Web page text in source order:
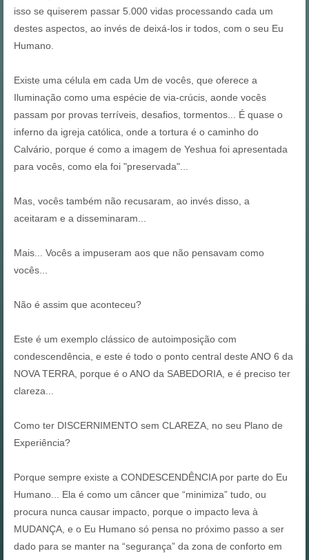
isso se quiserem passar 5.000 vidas processando cada um
destes aspectos, ao invés de deixá-los ir todos, com o seu Eu
Humano.
Existe uma célula em cada Um de vocês, que oferece a
Iluminação como uma espécie de via-crúcis, aonde vocês
passam por provas terríveis, desafios, tormentos... É quase o
inferno da igreja católica, onde a tortura é o caminho do
Calvário, porque é como a imagem de Yeshua foi apresentada
para vocês, como ela foi "preservada"...
Mas, vocês também não recusaram, ao invés disso, a
aceitaram e a disseminaram...
Mais... Vocês a impuseram aos que não pensavam como
vocês...
Não é assim que aconteceu?
Este é um exemplo clássico de autoimposição com
condescendência, e este é todo o ponto central deste ANO 6 da
NOVA TERRA, porque é o ANO da SABEDORIA, e é preciso ter
clareza...
Como ter DISCERNIMENTO sem CLAREZA, no seu Plano de
Experiência?
Porque sempre existe a CONDESCENDÊNCIA por parte do Eu
Humano... Ela é como um câncer que “minimiza” tudo, ou
procura nunca causar impacto, porque o impacto leva à
MUDANÇA, e o Eu Humano só pensa no próximo passo a ser
dado para se manter na “segurança” da zona de conforto em